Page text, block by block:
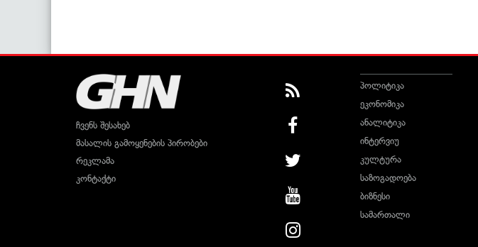
ჩვენს შესახებ
მასალის გამოყენების პირობები
რეკლამა
კონტაქტი
პოლიტიკა
ეკონომიკა
ანალიტიკა
ინტერვიუ
კულტურა
საზოგადოება
ბიზნესი
სამართალი